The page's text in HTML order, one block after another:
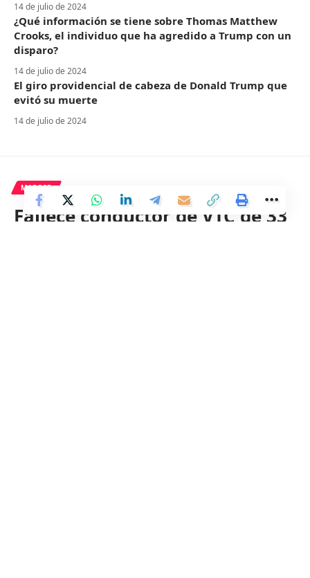
14 de julio de 2024
¿Qué información se tiene sobre Thomas Matthew
Crooks, el individuo que ha agredido a Trump con un
disparo?
14 de julio de 2024
El giro providencial de cabeza de Donald Trump que
evitó su muerte
14 de julio de 2024
MADRID
Fallece conductor de VTC de 33